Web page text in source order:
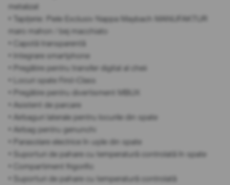
metalizat
• Tapițerie: Piele Exclusiv Nappa Maybach MANUFAKTUR
maro mahon / bej macchiato
• Capotă transparentă
• Integrare smartphone
• Pregătire pentru transfer digital al cheii
• Locuri spate First-Class
• Pregătire pentru divertisment MBUX
• Asistent de parcare
• Airbaguri laterale pentru locurile din spate
• Airbag pentru genunchi
• Parasolare electrice în ușile din spate
• Suporturi de pahare cu temperatură controlată în spate
• Compartiment frigorific
• Suporturi de pahare cu temperatură controlată